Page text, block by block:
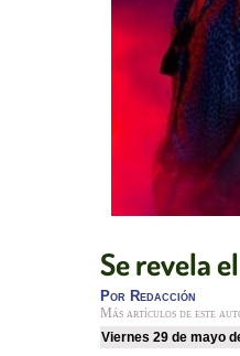
Se revela
Por Redacción
Más artículos de este
viernes 29 de mayo